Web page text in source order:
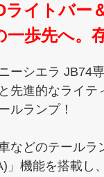
ライトバー
一歩先へ。
ーシエラ JB74
先進的なライテ
ルランプ！
などのテールラ
」機能を搭載し